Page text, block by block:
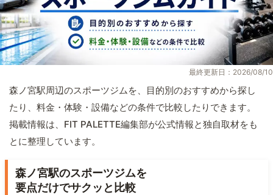
最終更新日：2026/08/10
森ノ宮駅周辺のスポーツジムを、目的別のおすすめから探し
たり、料金・体験・設備などの条件で比較したりできます。
掲載情報は、FIT PALETTE編集部が公式情報と独自取材をも
とに整理しています。
森ノ宮駅のスポーツジムを
要点だけでサクッと比較